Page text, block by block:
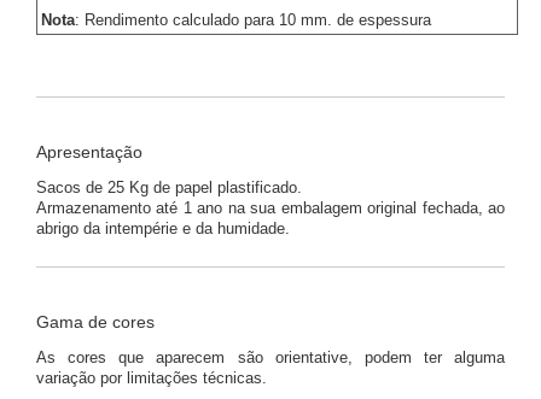
Nota: Rendimento calculado para 10 mm. de espessura
Apresentação
Sacos de 25 Kg de papel plastificado.
Armazenamento até 1 ano na sua embalagem original fechada, ao
abrigo da intempérie e da humidade.
Gama de cores
As cores que aparecem são orientative, podem ter alguma
variação por limitações técnicas.